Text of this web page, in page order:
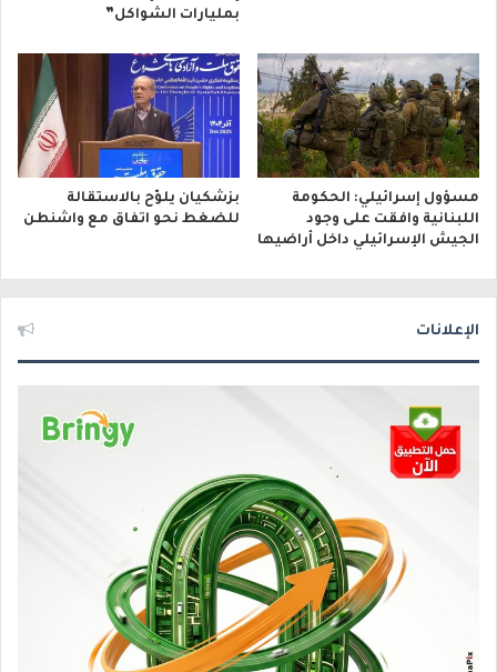
بمليارات الشواكل”
مسؤول إسرائيلي: الحكومة
اللبنانية وافقت على وجود
الجيش الإسرائيلي داخل أراضيها
بزشكيان يلوّح بالاستقالة
للضغط نحو اتفاق مع واشنطن
الإعلانات